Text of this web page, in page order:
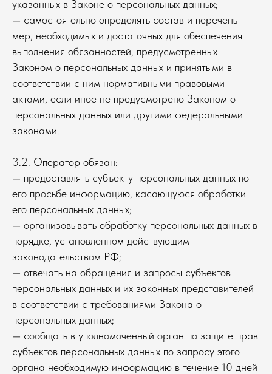
указанных в Законе о персональных данных;
— самостоятельно определять состав и перечень
мер, необходимых и достаточных для обеспечения
выполнения обязанностей, предусмотренных
Законом о персональных данных и принятыми в
соответствии с ним нормативными правовыми
актами, если иное не предусмотрено Законом о
персональных данных или другими федеральными
законами.
3.2. Оператор обязан:
— предоставлять субъекту персональных данных по
его просьбе информацию, касающуюся обработки
его персональных данных;
— организовывать обработку персональных данных в
порядке, установленном действующим
законодательством РФ;
— отвечать на обращения и запросы субъектов
персональных данных и их законных представителей
в соответствии с требованиями Закона о
персональных данных;
— сообщать в уполномоченный орган по защите прав
субъектов персональных данных по запросу этого
органа необходимую информацию в течение 10 дней